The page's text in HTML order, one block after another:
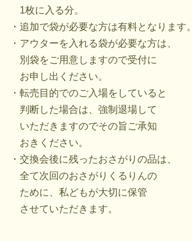
1枚に入る分。
・追加で袋が必要な方は有料となります。
・アウターを入れる袋が必要な方は、
別袋をご用意しますので受付に
お申し出ください。
・転売目的でのご入場をしていると
判断した場合は、強制退場して
いただきますのでその旨ご承知
おきください。
・交換会後に残ったおさがりの品は、
全て次回のおさがりくるりんの
ために、私どもが大切に保管
させていただきます。